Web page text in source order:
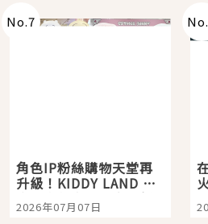
No.7
角色IP粉絲購物天堂再
升級！KIDDY LAND 原
宿店吉伊卡哇迎客，新
開幕 OMOKADO 店3分
2026年07月07日
No.